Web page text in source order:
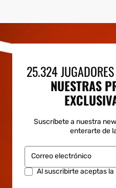
25.324 JUGADORES
NUESTRAS
Suscríbete a nuestra
enterarte de
Correo electrónico
Al suscribirte aceptas la